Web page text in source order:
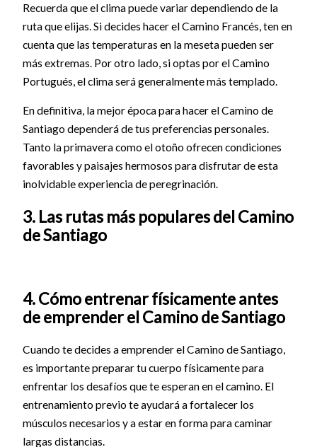
Recuerda que el clima puede variar dependiendo de la
ruta que elijas. Si decides hacer el Camino Francés, ten en
cuenta que las temperaturas en la meseta pueden ser
más extremas. Por otro lado, si optas por el Camino
Portugués, el clima será generalmente más templado.
En definitiva, la mejor época para hacer el Camino de
Santiago dependerá de tus preferencias personales.
Tanto la primavera como el otoño ofrecen condiciones
favorables y paisajes hermosos para disfrutar de esta
inolvidable experiencia de peregrinación.
3. Las rutas más populares del Camino
de Santiago
4. Cómo entrenar físicamente antes
de emprender el Camino de Santiago
Cuando te decides a emprender el Camino de Santiago,
es importante preparar tu cuerpo físicamente para
enfrentar los desafíos que te esperan en el camino. El
entrenamiento previo te ayudará a fortalecer los
músculos necesarios y a estar en forma para caminar
largas distancias.